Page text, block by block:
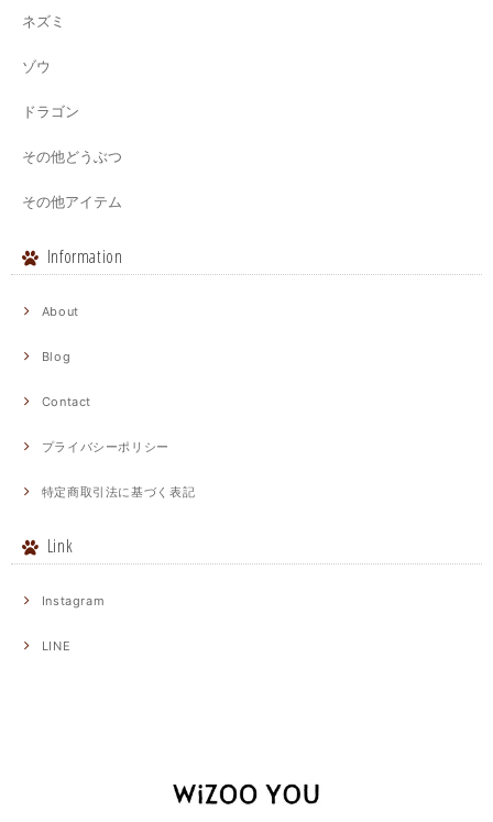
ネズミ
ゾウ
ドラゴン
その他どうぶつ
その他アイテム
Information
About
Blog
Contact
プライバシーポリシー
特定商取引法に基づく表記
Link
Instagram
LINE